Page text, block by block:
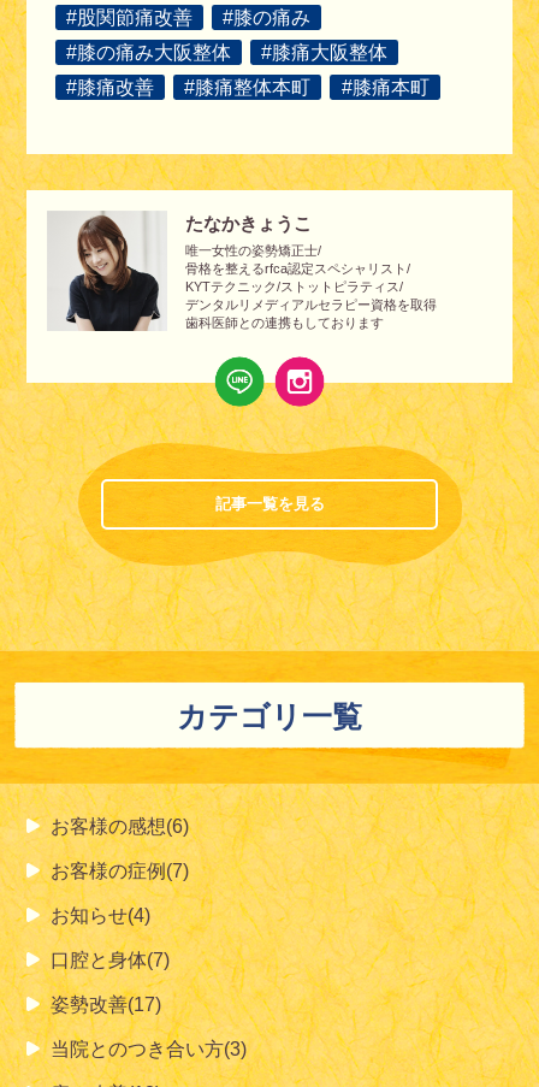
#股関節痛改善
#膝の痛み
#膝の痛み大阪整体
#膝痛大阪整体
#膝痛改善
#膝痛整体本町 #膝痛本町
たなかきょうこ
唯一女性の姿勢矯正士/
骨格を整えるrfca認定スペシャリスト/
KYTテクニック/ストットピラティス/
デンタルリメディアルセラピー資格を取得
歯科医師との連携もしております
記事一覧を見る
カテゴリ一覧
お客様の感想(6)
お客様の症例(7)
お知らせ(4)
口腔と身体(7)
姿勢改善(17)
当院とのつき合い方(3)